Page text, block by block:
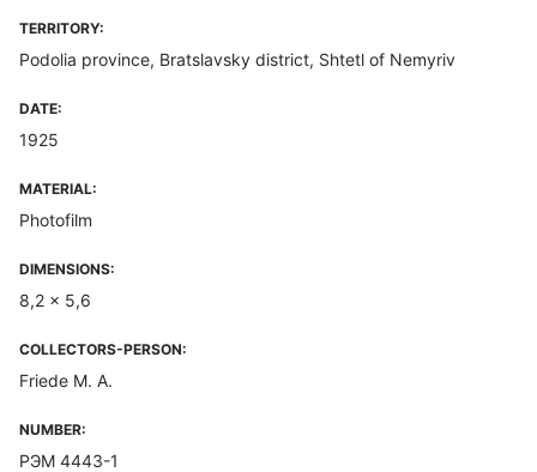
TERRITORY:
Podolia province, Bratslavsky district, Shtetl of Nemyriv
DATE:
1925
MATERIAL:
Photofilm
DIMENSIONS:
8,2 x 5,6
COLLECTORS-PERSON:
Friede M. A.
NUMBER:
РЭМ 4443-1